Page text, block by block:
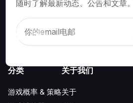
随时了解最新动态、公告和文章。
数百种可玩的赌场游戏。
分类
游戏概率 & 策略
关于我们
关于